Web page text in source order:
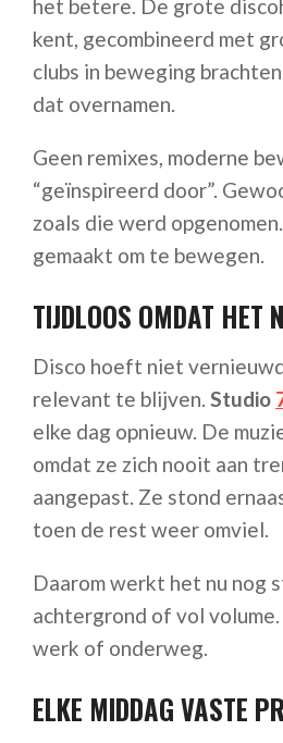
het betere. De grote
kent, gecombineerd met
clubs in beweging
dat overnamen.
Geen remixes, moderne
“geïnspireerd door”.
zoals die werd
gemaakt om te bewegen.
TIJDLOOS OMDAT HET
Disco hoeft niet
relevant te blijven. Studio
elke dag opnieuw. De
omdat ze zich nooit aan
aangepast. Ze stond
toen de rest weer omviel.
Daarom werkt het nu nog
achtergrond of vol volume.
werk of onderweg.
ELKE MIDDAG VASTE